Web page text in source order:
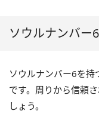
ソウルナンバー
ソウルナンバー6を持
です。周りから信頼
しょう。